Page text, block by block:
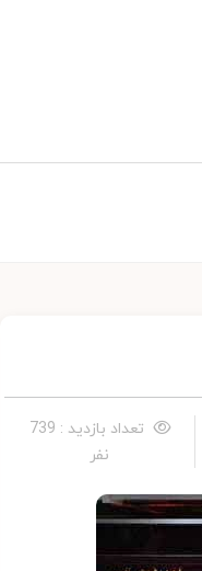
تعداد بازدید : 739
نفر